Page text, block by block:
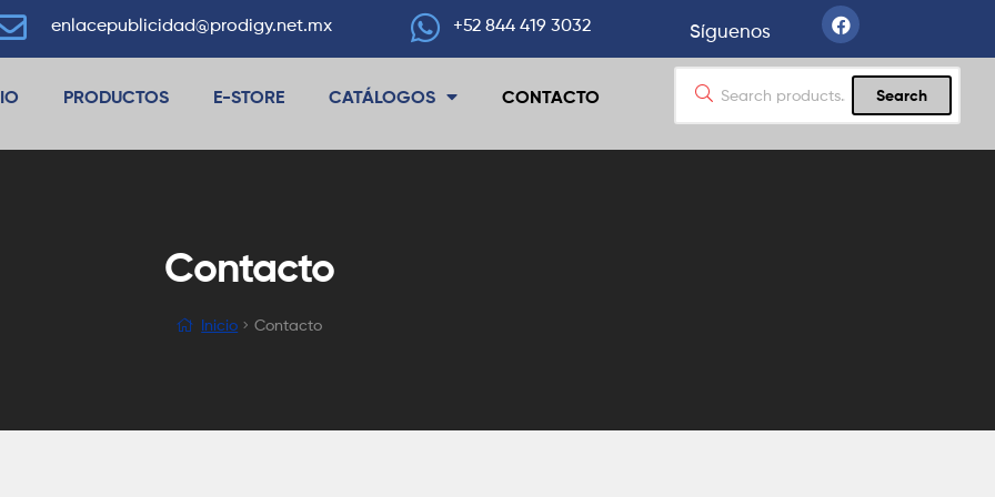
enlacepublicidad@prodigy.net.mx +52 844 419 3032 Síguenos
PRODUCTOS E-STORE CATÁLOGOS CONTACTO Search
Contacto
Inicio Contacto